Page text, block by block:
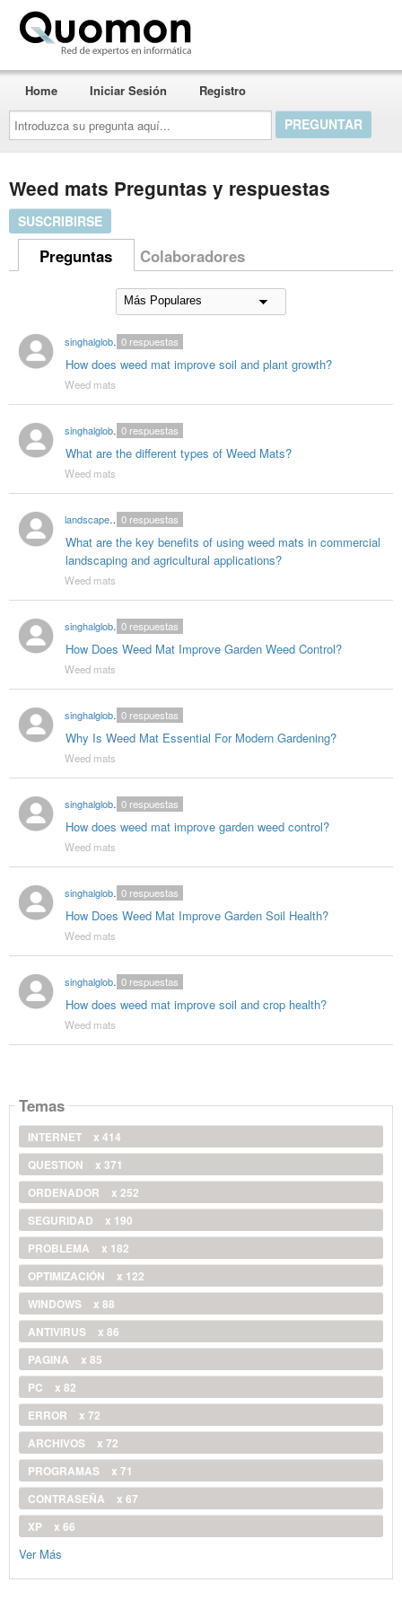
Introduzca
su
pregunta
aquí...
Home Iniciar Sesión Registro
Weed mats Preguntas y respuestas
SUSCRIBIRSE
Preguntas Colaboradores
singhalglobal78
How does weed mat improve soil and plant growth?
0respuestas
Weed mats
singhalglobal78
What are the different types of Weed Mats?
0respuestas
Weed mats
landscapegeotextile001
What are the key benefits of using weed mats in commercial
landscaping and agricultural applications?
0respuestas
Weed mats
singhalglobal78
How Does Weed Mat Improve Garden Weed Control?
0respuestas
Weed mats
singhalglobal78
Why Is Weed Mat Essential For Modern Gardening?
0respuestas
Weed mats
singhalglobal78
How does weed mat improve garden weed control?
0respuestas
Weed mats
singhalglobal78
How Does Weed Mat Improve Garden Soil Health?
0respuestas
Weed mats
singhalglobal78
How does weed mat improve soil and crop health?
0respuestas
Weed mats
Temas
INTERNET
x 414
QUESTION
x 371
ORDENADOR
x 252
SEGURIDAD
x 190
PROBLEMA
x 182
OPTIMIZACIÓN
x 122
WINDOWS
x 88
ANTIVIRUS
x 86
PAGINA
x 85
PC
x 82
ERROR
x 72
ARCHIVOS
x 72
PROGRAMAS
x 71
CONTRASEÑA
x 67
XP
x 66
Ver Más